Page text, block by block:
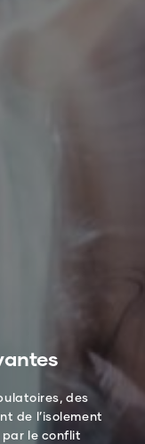
des
de l’isolement
le conflit